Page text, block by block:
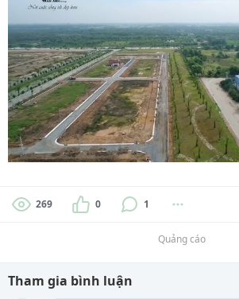
269 0 1
Quảng cáo
Tham gia bình luận